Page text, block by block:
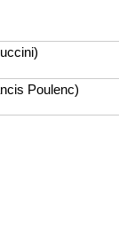
Poulenc)